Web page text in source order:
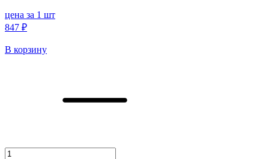
цена за 1 шт
847 ₽
В корзину